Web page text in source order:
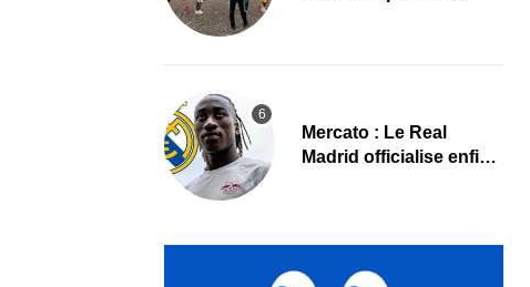
Mercato : Le Real
Madrid officialise enfin